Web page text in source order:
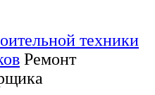
техники
Ремонт